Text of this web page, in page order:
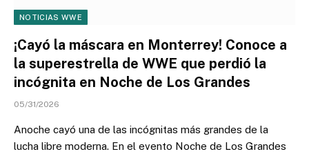
NOTICIAS WWE
¡Cayó la máscara en Monterrey! Conoce a
la superestrella de WWE que perdió la
incógnita en Noche de Los Grandes
05/31/2026
Anoche cayó una de las incógnitas más grandes de la
lucha libre moderna. En el evento Noche de Los Grandes